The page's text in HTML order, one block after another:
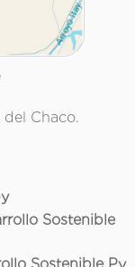
del Chaco.
Sostenible